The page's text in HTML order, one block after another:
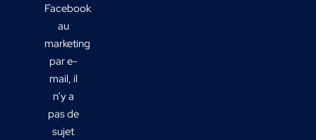
Facebook
au
marketing
par e-
mail, il
n’y a
pas de
sujet